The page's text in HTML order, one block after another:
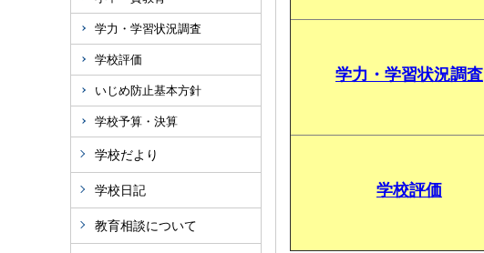
学力・学習状況調査
学校評価
いじめ防止基本方針
学校予算・決算
学校だより
学校日記
教育相談について
学力・学習状況調査
学校評価